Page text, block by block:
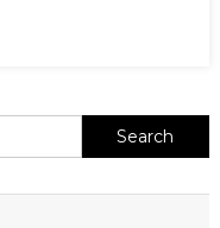
Search
for: